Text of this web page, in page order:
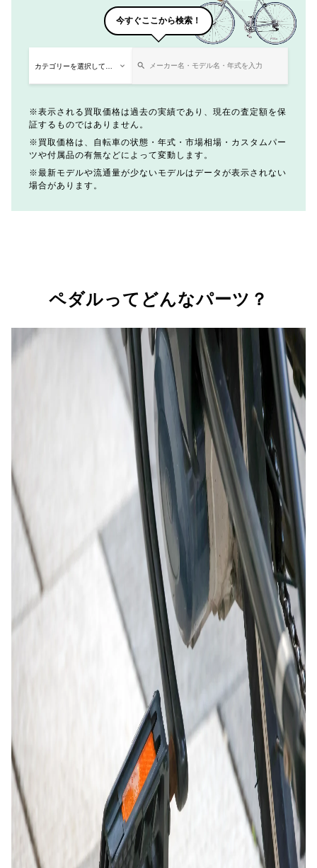
今すぐここから検索！
表示される買取価格は過去の実績であり、現在の査定額を保
証するものではありません。
買取価格は、自転車の状態・年式・市場相場・カスタムパー
ツや付属品の有無などによって変動します。
最新モデルや流通量が少ないモデルはデータが表示されない
場合があります。
ペダルってどんなパーツ？